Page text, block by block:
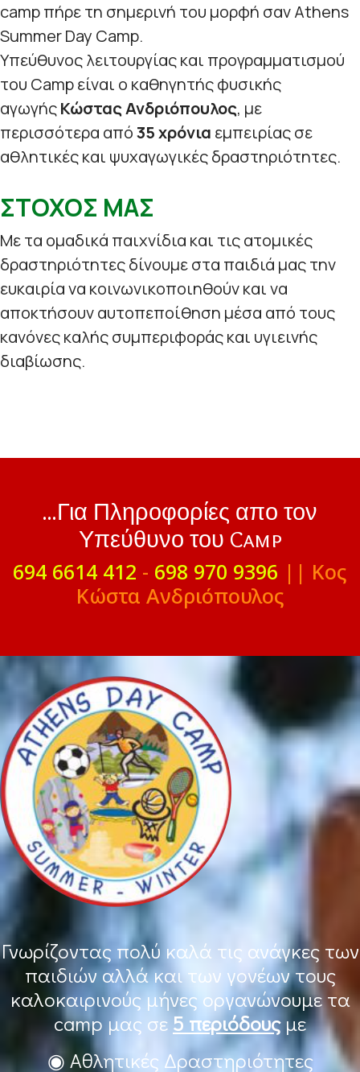
camp πήρε τη σημερινή του μορφή σαν Athens
Summer Day Camp.
Υπεύθυνος λειτουργίας και προγραμματισμού
του Camp είναι ο καθηγητής φυσικής
αγωγήςΚώστας Ανδριόπουλος, με
περισσότερα από35 χρόνια εμπειρίας σε
αθλητικές και ψυχαγωγικές δραστηριότητες.
ΣΤΟΧΟΣ ΜΑΣ
Με τα ομαδικά παιχνίδια και τις ατομικές
δραστηριότητες δίνουμε στα παιδιά μας την
ευκαιρία να κοινωνικοποιηθούν και να
αποκτήσουν αυτοπεποίθηση μέσα από τους
κανόνες καλής συμπεριφοράς και υγιεινής
διαβίωσης.
...Για Πληροφορίες απο τον
Υπεύθυνο του Camp
694 6614 412 - 698 970 9396 || Κος
Κώστα Ανδριόπουλος
Γνωρίζοντας πολύ καλά τις ανάγκες των
παιδιών αλλά και των γονέων τους
καλοκαιρινούς μήνες οργανώνουμε τα
camp μας σε 5 περιόδουςμε
◉ Αθλητικές Δραστηριότητες